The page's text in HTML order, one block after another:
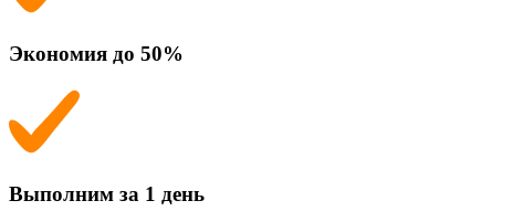
Экономия до 50%
Выполним за 1 день